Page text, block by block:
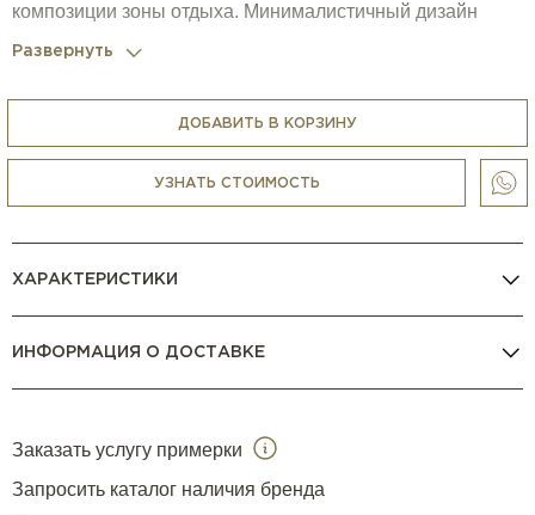
композиции зоны отдыха. Минималистичный дизайн
максимальный возможный размер).
Развернуть
ДОБАВИТЬ В КОРЗИНУ
УЗНАТЬ СТОИМОСТЬ
ХАРАКТЕРИСТИКИ
ИНФОРМАЦИЯ О ДОСТАВКЕ
Заказать услугу примерки
Запросить каталог наличия бренда